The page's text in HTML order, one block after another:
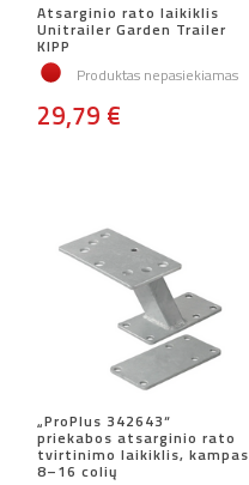
Atsarginio rato laikiklis
Unitrailer Garden Trailer
KIPP
Produktas nepasiekiamas
29,79 €
„ProPlus 342643“
priekabos atsarginio rato
tvirtinimo laikiklis, kampas
8–16 colių